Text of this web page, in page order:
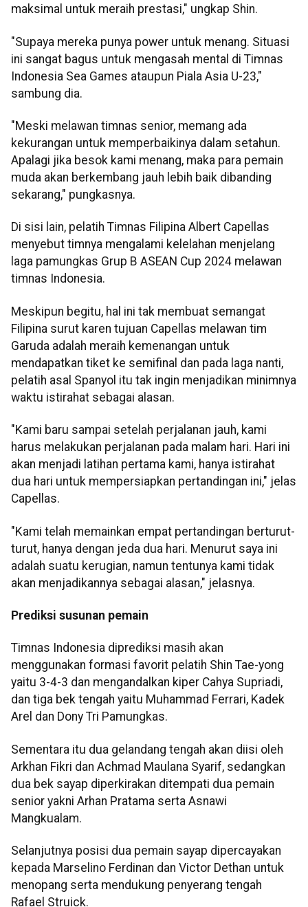
maksimal untuk meraih prestasi," ungkap Shin.
"Supaya mereka punya power untuk menang. Situasi
ini sangat bagus untuk mengasah mental di Timnas
Indonesia Sea Games ataupun Piala Asia U-23,"
sambung dia.
"Meski melawan timnas senior, memang ada
kekurangan untuk memperbaikinya dalam setahun.
Apalagi jika besok kami menang, maka para pemain
muda akan berkembang jauh lebih baik dibanding
sekarang," pungkasnya.
Di sisi lain, pelatih Timnas Filipina Albert Capellas
menyebut timnya mengalami kelelahan menjelang
laga pamungkas Grup B ASEAN Cup 2024 melawan
timnas Indonesia.
Meskipun begitu, hal ini tak membuat semangat
Filipina surut karen tujuan Capellas melawan tim
Garuda adalah meraih kemenangan untuk
mendapatkan tiket ke semifinal dan pada laga nanti,
pelatih asal Spanyol itu tak ingin menjadikan minimnya
waktu istirahat sebagai alasan.
"Kami baru sampai setelah perjalanan jauh, kami
harus melakukan perjalanan pada malam hari. Hari ini
akan menjadi latihan pertama kami, hanya istirahat
dua hari untuk mempersiapkan pertandingan ini," jelas
Capellas.
"Kami telah memainkan empat pertandingan berturut-
turut, hanya dengan jeda dua hari. Menurut saya ini
adalah suatu kerugian, namun tentunya kami tidak
akan menjadikannya sebagai alasan," jelasnya.
Prediksi susunan pemain
Timnas Indonesia diprediksi masih akan
menggunakan formasi favorit pelatih Shin Tae-yong
yaitu 3-4-3 dan mengandalkan kiper Cahya Supriadi,
dan tiga bek tengah yaitu Muhammad Ferrari, Kadek
Arel dan Dony Tri Pamungkas.
Sementara itu dua gelandang tengah akan diisi oleh
Arkhan Fikri dan Achmad Maulana Syarif, sedangkan
dua bek sayap diperkirakan ditempati dua pemain
senior yakni Arhan Pratama serta Asnawi
Mangkualam.
Selanjutnya posisi dua pemain sayap dipercayakan
kepada Marselino Ferdinan dan Victor Dethan untuk
menopang serta mendukung penyerang tengah
Rafael Struick.